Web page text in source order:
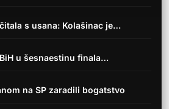
s usana: Kolašinac je…
u šesnaestinu finala…
na SP zaradili bogatstvo